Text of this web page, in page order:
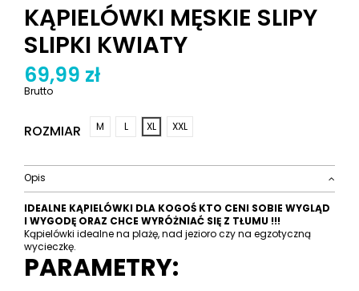
KĄPIELÓWKI MĘSKIE SLIPY
SLIPKI KWIATY
69,99 zł
Brutto
ROZMIAR M L XL XXL
Opis
IDEALNE KĄPIELÓWKI DLA KOGOŚ KTO CENI SOBIE WYGLĄD
I WYGODĘ ORAZ CHCE WYRÓŻNIAĆ SIĘ Z TŁUMU !!!
Kąpielówki idealne na plażę, nad jezioro czy na egzotyczną
wycieczkę.
PARAMETRY: